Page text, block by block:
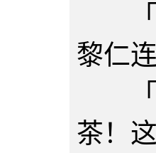
「
黎仁
「
茶！